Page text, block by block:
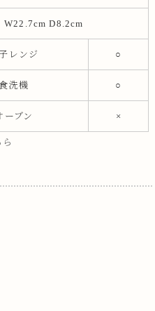
W22.7cm D8.2cm
レンジ ○
食洗機 ○
ーブン ×